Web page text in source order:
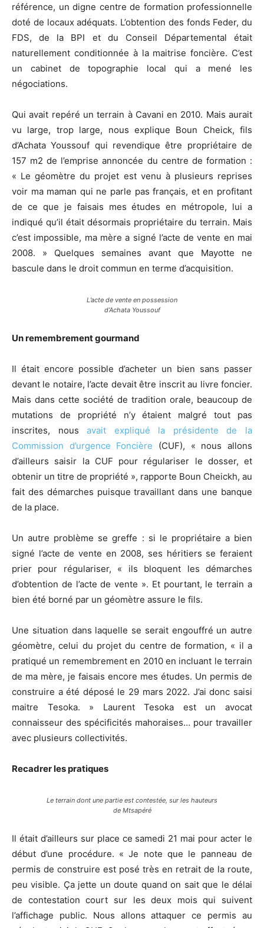
référence, un digne centre de formation professionnelle
doté de locaux adéquats. L’obtention des fonds Feder, du
FDS, de la BPI et du Conseil Départemental était
naturellement conditionnée à la maitrise foncière. C’est
un cabinet de topographie local qui a mené les
négociations.
Qui avait repéré un terrain à Cavani en 2010. Mais aurait
vu large, trop large, nous explique Boun Cheick, fils
d’Achata Youssouf qui revendique être propriétaire de
157 m2 de l’emprise annoncée du centre de formation :
« Le géomètre du projet est venu à plusieurs reprises
voir ma maman qui ne parle pas français, et en profitant
de ce que je faisais mes études en métropole, lui a
indiqué qu’il était désormais propriétaire du terrain. Mais
c’est impossible, ma mère a signé l’acte de vente en mai
2008. » Quelques semaines avant que Mayotte ne
bascule dans le droit commun en terme d’acquisition.
L’acte de vente en possession
d’Achata Youssouf
Un remembrement gourmand
Il était encore possible d’acheter un bien sans passer
devant le notaire, l’acte devait être inscrit au livre foncier.
Mais dans cette société de tradition orale, beaucoup de
mutations de propriété n’y étaient malgré tout pas
inscrites, nousavait expliqué la présidente de la
Commission d’urgence Foncière (CUF), « nous allons
d’ailleurs saisir la CUF pour régulariser le dosser, et
obtenir un titre de propriété », rapporte Boun Cheickh, au
fait des démarches puisque travaillant dans une banque
de la place.
Un autre problème se greffe : si le propriétaire a bien
signé l’acte de vente en 2008, ses héritiers se feraient
prier pour régulariser, « ils bloquent les démarches
d’obtention de l’acte de vente ». Et pourtant, le terrain a
bien été borné par un géomètre assure le fils.
Une situation dans laquelle se serait engouffré un autre
géomètre, celui du projet du centre de formation, « il a
pratiqué un remembrement en 2010 en incluant le terrain
de ma mère, je faisais encore mes études. Un permis de
construire a été déposé le 29 mars 2022. J’ai donc saisi
maitre Tesoka. » Laurent Tesoka est un avocat
connaisseur des spécificités mahoraises… pour travailler
avec plusieurs collectivités.
Recadrer les pratiques
Le terrain dont une partie est contestée, sur les hauteurs
de Mtsapéré
Il était d’ailleurs sur place ce samedi 21 mai pour acter le
début d’une procédure. « Je note que le panneau de
permis de construire est posé très en retrait de la route,
peu visible. Ça jette un doute quand on sait que le délai
de contestation court sur les deux mois qui suivent
l’affichage public. Nous allons attaquer ce permis au